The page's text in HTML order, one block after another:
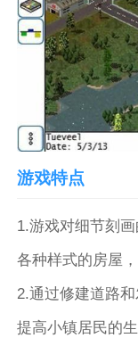
游戏特点
1.游戏对细节刻
各种样式的房屋
2.通过修建道路
提高小镇居民的